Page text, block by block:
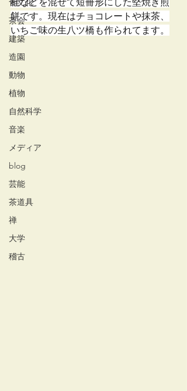
食文化
茶会
建築
造園
動物
植物
自然科学
音楽
メディア
blog
芸能
茶道具
禅
大学
稽古
餅です。現在はチョコレートや抹茶、
いちご味の生八ツ橋も作られてます。